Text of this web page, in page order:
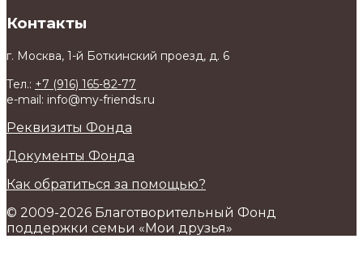
Контакты
г. Москва, 1-й Боткинский проезд, д. 6
Тел.: +7 (916) 165-82-77
e-mail: info@my-friends.ru
Реквизиты Фонда
Документы Фонда
Как обратиться за помощью?
© 2009-2026 Благотворительный Фонд
поддержки семьи «Мои друзья»